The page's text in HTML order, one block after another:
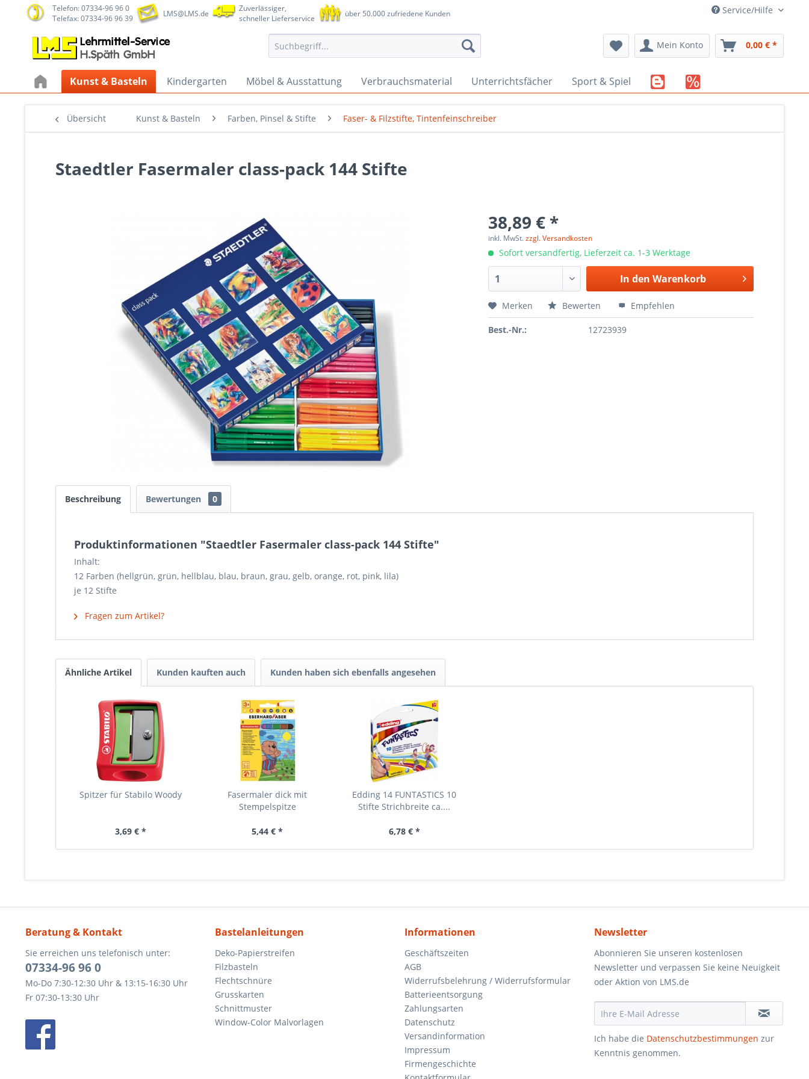
Telefon: 07334-96 96 0
Telefax: 07334-96 96 39
LMS@LMS.de
Zuverlässiger,
schneller Lieferservice
über 50.000 zufriedene Kunden Service/Hilfe
Mein Konto 0,00 € *
Kunst & Basteln Kindergarten Möbel & Ausstattung Verbrauchsmaterial Unterrichtsfächer Sport & Spiel
Übersicht Kunst & Basteln Farben, Pinsel & Stifte Faser- & Filzstifte, Tintenfeinschreiber
Staedtler Fasermaler class-pack 144 Stifte
38,89 € *
inkl. MwSt.zzgl. Versandkosten
Sofort versandfertig, Lieferzeit ca. 1-3 Werktage
In den Warenkorb
Merken Bewerten Empfehlen
Best.-Nr.: 12723939
Beschreibung Bewertungen 0
Produktinformationen "Staedtler Fasermaler class-pack 144 Stifte"
Inhalt:
12 Farben (hellgrün, grün, hellblau, blau, braun, grau, gelb, orange, rot, pink, lila)
je 12 Stifte
Fragen zum Artikel?
Ähnliche Artikel Kunden kauften auch Kunden haben sich ebenfalls angesehen
Spitzer für Stabilo Woody
3,69 € *
Fasermaler dick mit
Stempelspitze
5,44 € *
Edding 14 FUNTASTICS 10
Stifte Strichbreite ca....
6,78 € *
Beratung & Kontakt
Sie erreichen uns telefonisch unter:
07334-96 96 0
Mo-Do 7:30-12:30 Uhr & 13:15-16:30 Uhr
Fr 07:30-13:30 Uhr
Bastelanleitungen
Deko-Papierstreifen
Filzbasteln
Flechtschnüre
Grusskarten
Schnittmuster
Window-Color Malvorlagen
Informationen
Geschäftszeiten
AGB
Widerrufsbelehrung / Widerrufsformular
Batterieentsorgung
Zahlungsarten
Datenschutz
Versandinformation
Impressum
Firmengeschichte
Newsletter
Abonnieren Sie unseren kostenlosen
Newsletter und verpassen Sie keine Neuigkeit
oder Aktion von LMS.de
Ich habe die Datenschutzbestimmungen zur
Kenntnis genommen.